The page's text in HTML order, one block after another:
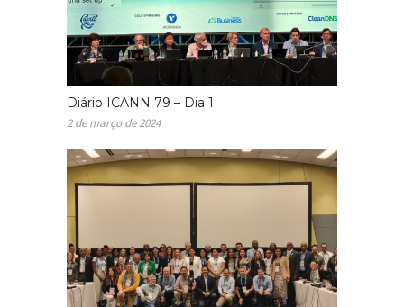
Diário ICANN 79 – Dia 1
2 de março de 2024